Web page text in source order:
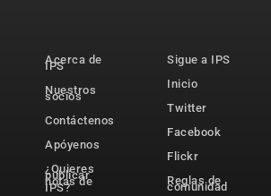
Acerca de
IPS
Nuestros
socios
Contáctenos
Apóyenos
¿Quieres
publicar
notas de
IPS?
Sigue a IPS
Inicio
Twitter
Facebook
Flickr
Reglas de
comunidad